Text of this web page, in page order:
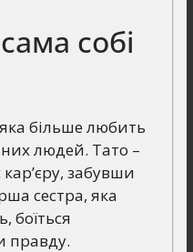
собі
більше любить
людей. Тато –
забувши
сестра, яка
боїться
правду.